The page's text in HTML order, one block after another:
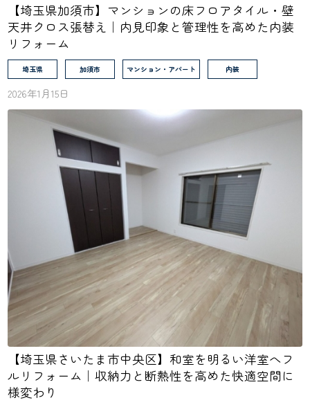
【埼玉県加須市】マンションの床フロアタイル・壁
天井クロス張替え｜内見印象と管理性を高めた内装
リフォーム
埼玉県 加須市 マンション・アパート 内装
2026年1月15日
【埼玉県さいたま市中央区】和室を明るい洋室へフ
ルリフォーム｜収納力と断熱性を高めた快適空間に
様変わり